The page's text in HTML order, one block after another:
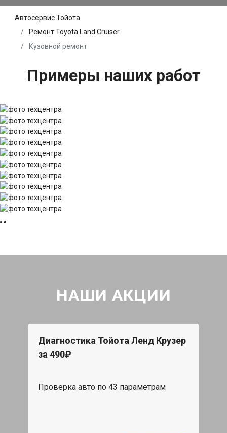
Автосервис Тойота
Ремонт Toyota Land Cruiser
Кузовной ремонт
Примеры наших работ
НАШИ АКЦИИ
Диагностика Тойота Ленд Крузер
за 490₽
Проверка авто по 43 параметрам